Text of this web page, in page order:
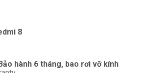
8
hành 6 tháng, bao rơi vỡ kính